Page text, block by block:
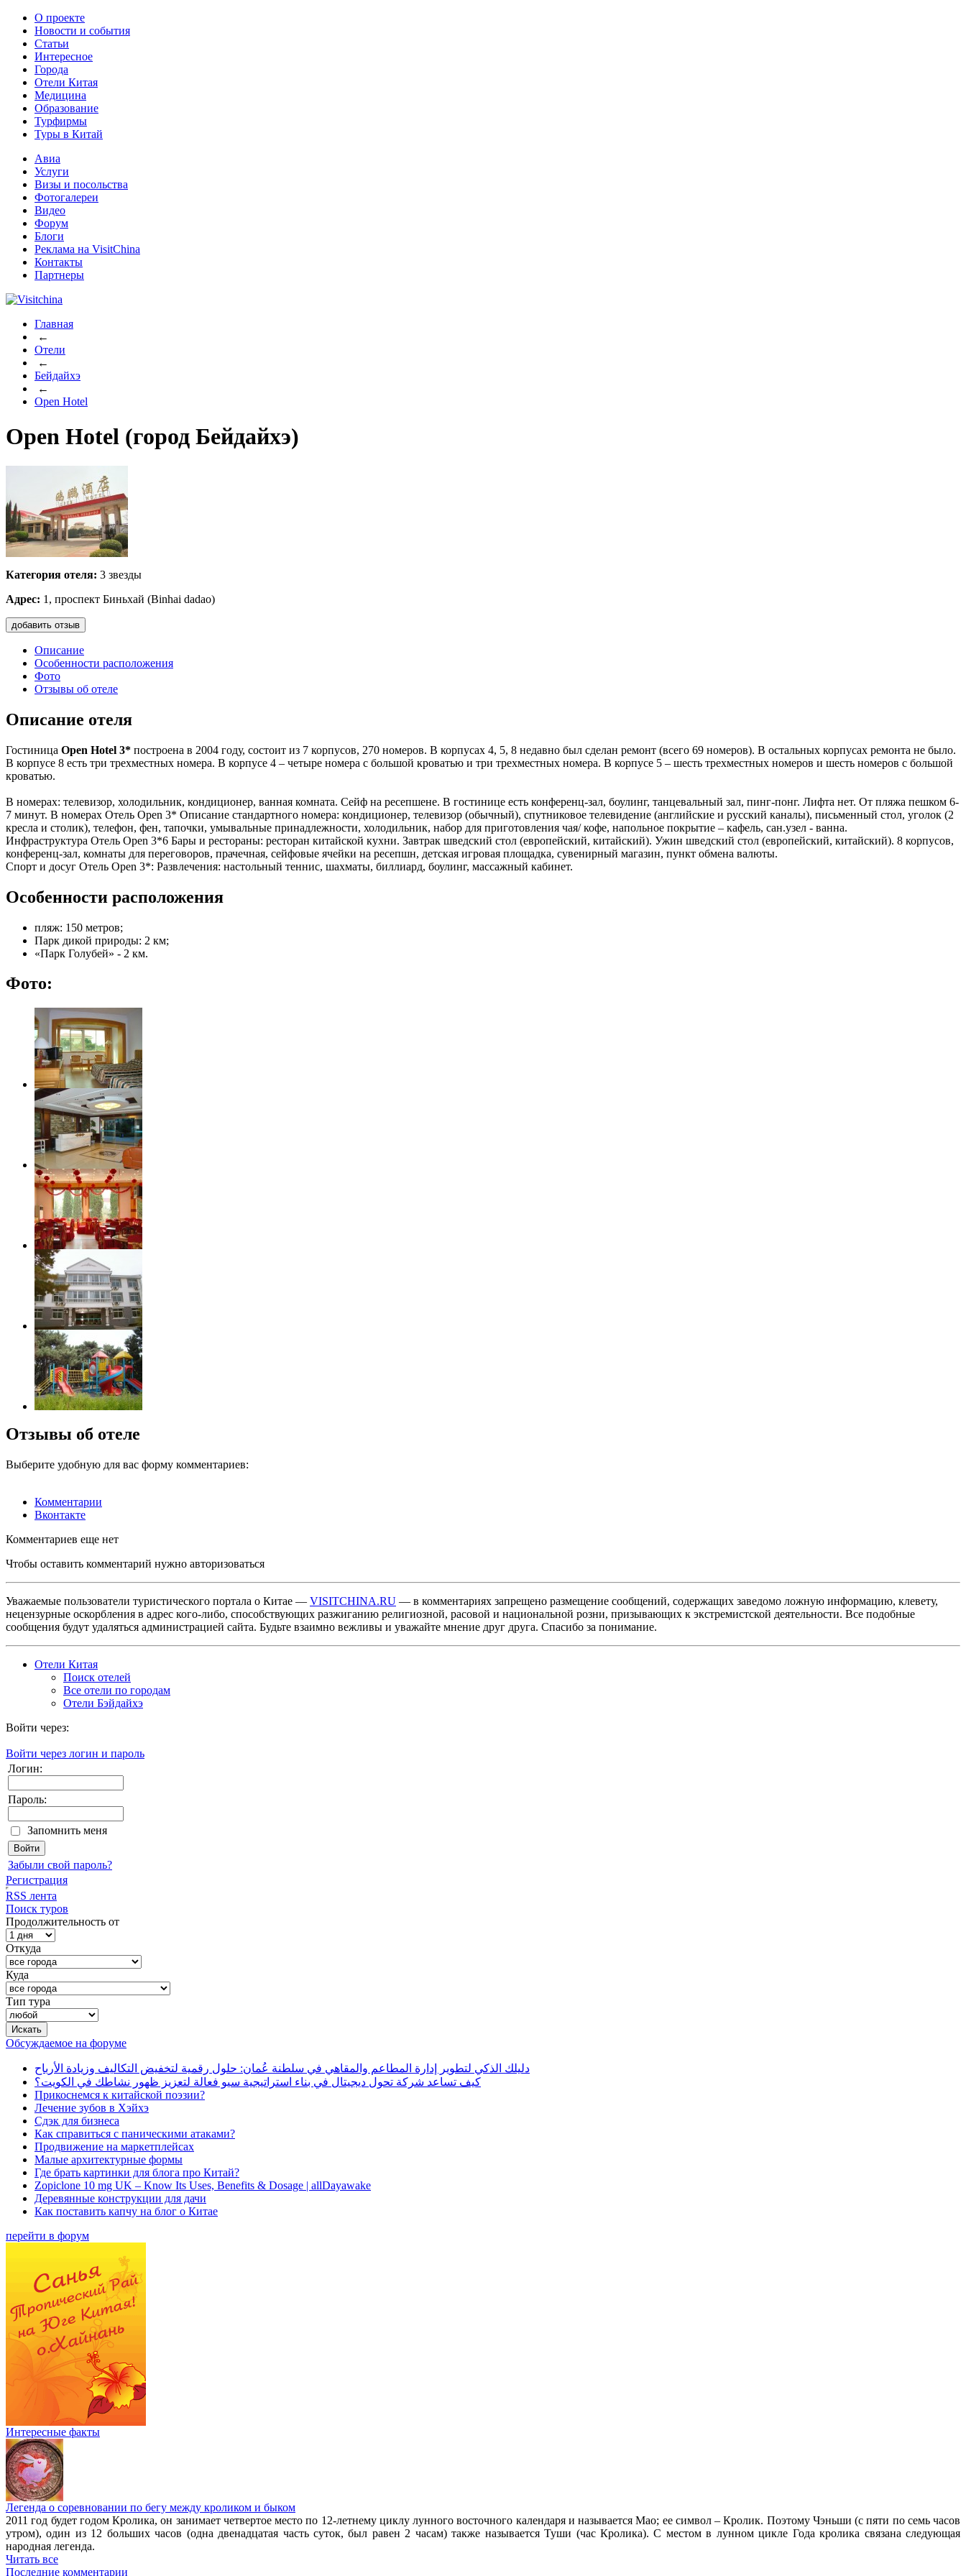
О проекте
Новости и события
Статьи
Интересное
Города
Отели Китая
Медицина
Образование
Турфирмы
Туры в Китай
Авиа
Услуги
Визы и посольства
Фотогалереи
Видео
Форум
Блоги
Реклама на VisitChina
Контакты
Партнеры
Главная
←
Отели
←
Бейдайхэ
←
Open Hotel
Open Hotel (город Бейдайхэ)
Категория отеля: 3 звезды
Адрес: 1, проспект Биньхай (Binhai dadao)
добавить отзыв
Описание
Особенности расположения
Фото
Отзывы об отеле
Описание отеля
Гостиница Open Hotel 3* построена в 2004 году, состоит из 7 корпусов, 270 номеров. В корпусах 4, 5, 8 недавно был сделан ремонт (всего 69 номеров). В остальных корпусах ремонта не было.
В корпусе 8 есть три трехместных номера. В корпусе 4 – четыре номера с большой кроватью и три трехместных номера. В корпусе 5 – шесть трехместных номеров и шесть номеров с большой
кроватью.
В номерах: телевизор, холодильник, кондиционер, ванная комната. Сейф на ресепшене. В гостинице есть конференц-зал, боулинг, танцевальный зал, пинг-понг. Лифта нет. От пляжа пешком 6-
7 минут. В номерах Отель Open 3* Описание стандартного номера: кондиционер, телевизор (обычный), спутниковое телевидение (английские и русский каналы), письменный стол, уголок (2
кресла и столик), телефон, фен, тапочки, умывальные принадлежности, холодильник, набор для приготовления чая/ кофе, напольное покрытие – кафель, сан.узел - ванна.
Инфраструктура Отель Open 3*6 Бары и рестораны: ресторан китайской кухни. Завтрак шведский стол (европейский, китайский). Ужин шведский стол (европейский, китайский). 8 корпусов,
конференц-зал, комнаты для переговоров, прачечная, сейфовые ячейки на ресепшн, детская игровая площадка, сувенирный магазин, пункт обмена валюты.
Спорт и досуг Отель Open 3*: Развлечения: настольный теннис, шахматы, биллиард, боулинг, массажный кабинет.
Особенности расположения
пляж: 150 метров;
Парк дикой природы: 2 км;
«Парк Голубей» - 2 км.
Фото:
Отзывы об отеле
Выберите удобную для вас форму комментариев:
Комментарии
Вконтакте
Комментариев еще нет
Чтобы оставить комментарий нужно авторизоваться
Уважаемые пользователи туристического портала о Китае — VISITCHINA.RU — в комментариях запрещено размещение сообщений, содержащих заведомо ложную информацию, клевету,
нецензурные оскорбления в адрес кого-либо, способствующих разжиганию религиозной, расовой и национальной розни, призывающих к экстремистской деятельности. Все подобные
сообщения будут удаляться администрацией сайта. Будьте взаимно вежливы и уважайте мнение друг друга. Спасибо за понимание.
Отели Китая
Поиск отелей
Все отели по городам
Отели Бэйдайхэ
Войти через:
Войти через логин и пароль
Логин:
Пароль:
Запомнить меня
Забыли свой пароль?
Регистрация
RSS лента
Поиск туров
Продолжительность от
Откуда
Куда
Тип тура
Обсуждаемое на форуме
دليلك الذكي لتطوير إدارة المطاعم والمقاهي في سلطنة عُمان: حلول رقمية لتخفيض التكاليف وزيادة الأرباح
كيف تساعد شركة تحول ديجيتال في بناء استراتيجية سيو فعالة لتعزيز ظهور نشاطك في الكويت؟
Прикоснемся к китайской поэзии?
Лечение зубов в Хэйхэ
Сдэк для бизнеса
Как справиться с паническими атаками?
Продвижение на маркетплейсах
Малые архитектурные формы
Где брать картинки для блога про Китай?
Zopiclone 10 mg UK – Know Its Uses, Benefits & Dosage | allDayawake
Деревянные конструкции для дачи
Как поставить капчу на блог о Китае
перейти в форум
Интересные факты
Легенда о соревновании по бегу между кроликом и быком
2011 год будет годом Кролика, он занимает четвертое место по 12-летнему циклу лунного восточного календаря и называется Мао; ее символ – Кролик. Поэтому Чэньши (с пяти по семь часов
утром), один из 12 больших часов (одна двенадцатая часть суток, был равен 2 часам) также называется Туши (час Кролика). С местом в лунном цикле Года кролика связана следующая
народная легенда.
Читать все
Последние комментарии